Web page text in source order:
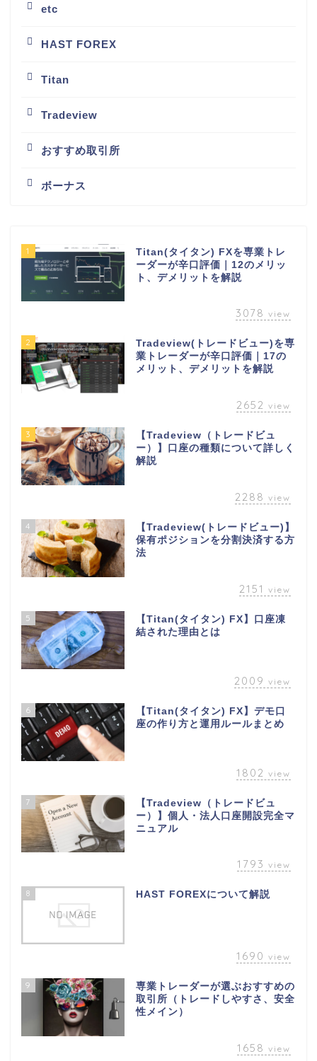
etc
HAST FOREX
Titan
Tradeview
おすすめ取引所
ボーナス
1
Titan(タイタン) FXを専業トレ
ーダーが辛口評価｜12のメリッ
ト、デメリットを解説
3078 view
2
Tradeview(トレードビュー)を専
業トレーダーが辛口評価｜17の
メリット、デメリットを解説
2652 view
3
【Tradeview（トレードビュ
ー）】口座の種類について詳しく
解説
2288 view
4
【Tradeview(トレードビュー)】
保有ポジションを分割決済する方
法
2151 view
5
【Titan(タイタン) FX】口座凍
結された理由とは
2009 view
6
【Titan(タイタン) FX】デモ口
座の作り方と運用ルールまとめ
1802 view
7
【Tradeview（トレードビュ
ー）】個人・法人口座開設完全マ
ニュアル
1793 view
8 HAST FOREXについて解説
1690 view
9
専業トレーダーが選ぶおすすめの
取引所（トレードしやすさ、安全
性メイン）
1658 view